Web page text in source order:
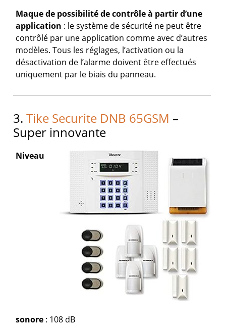
Maque de possibilité de contrôle à partir d’une
application : le système de sécurité ne peut être
contrôlé par une application comme avec d’autres
modèles. Tous les réglages, l’activation ou la
désactivation de l’alarme doivent être effectués
uniquement par le biais du panneau.
3.Tike Securite DNB 65GSM –
Super innovante
Niveau
sonore : 108 dB